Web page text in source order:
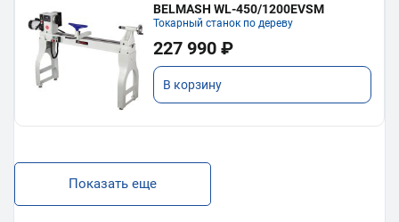
BELMASH WL-450/1200EVSM
Токарный станок по дереву
227 990 ₽
В корзину
Показать еще